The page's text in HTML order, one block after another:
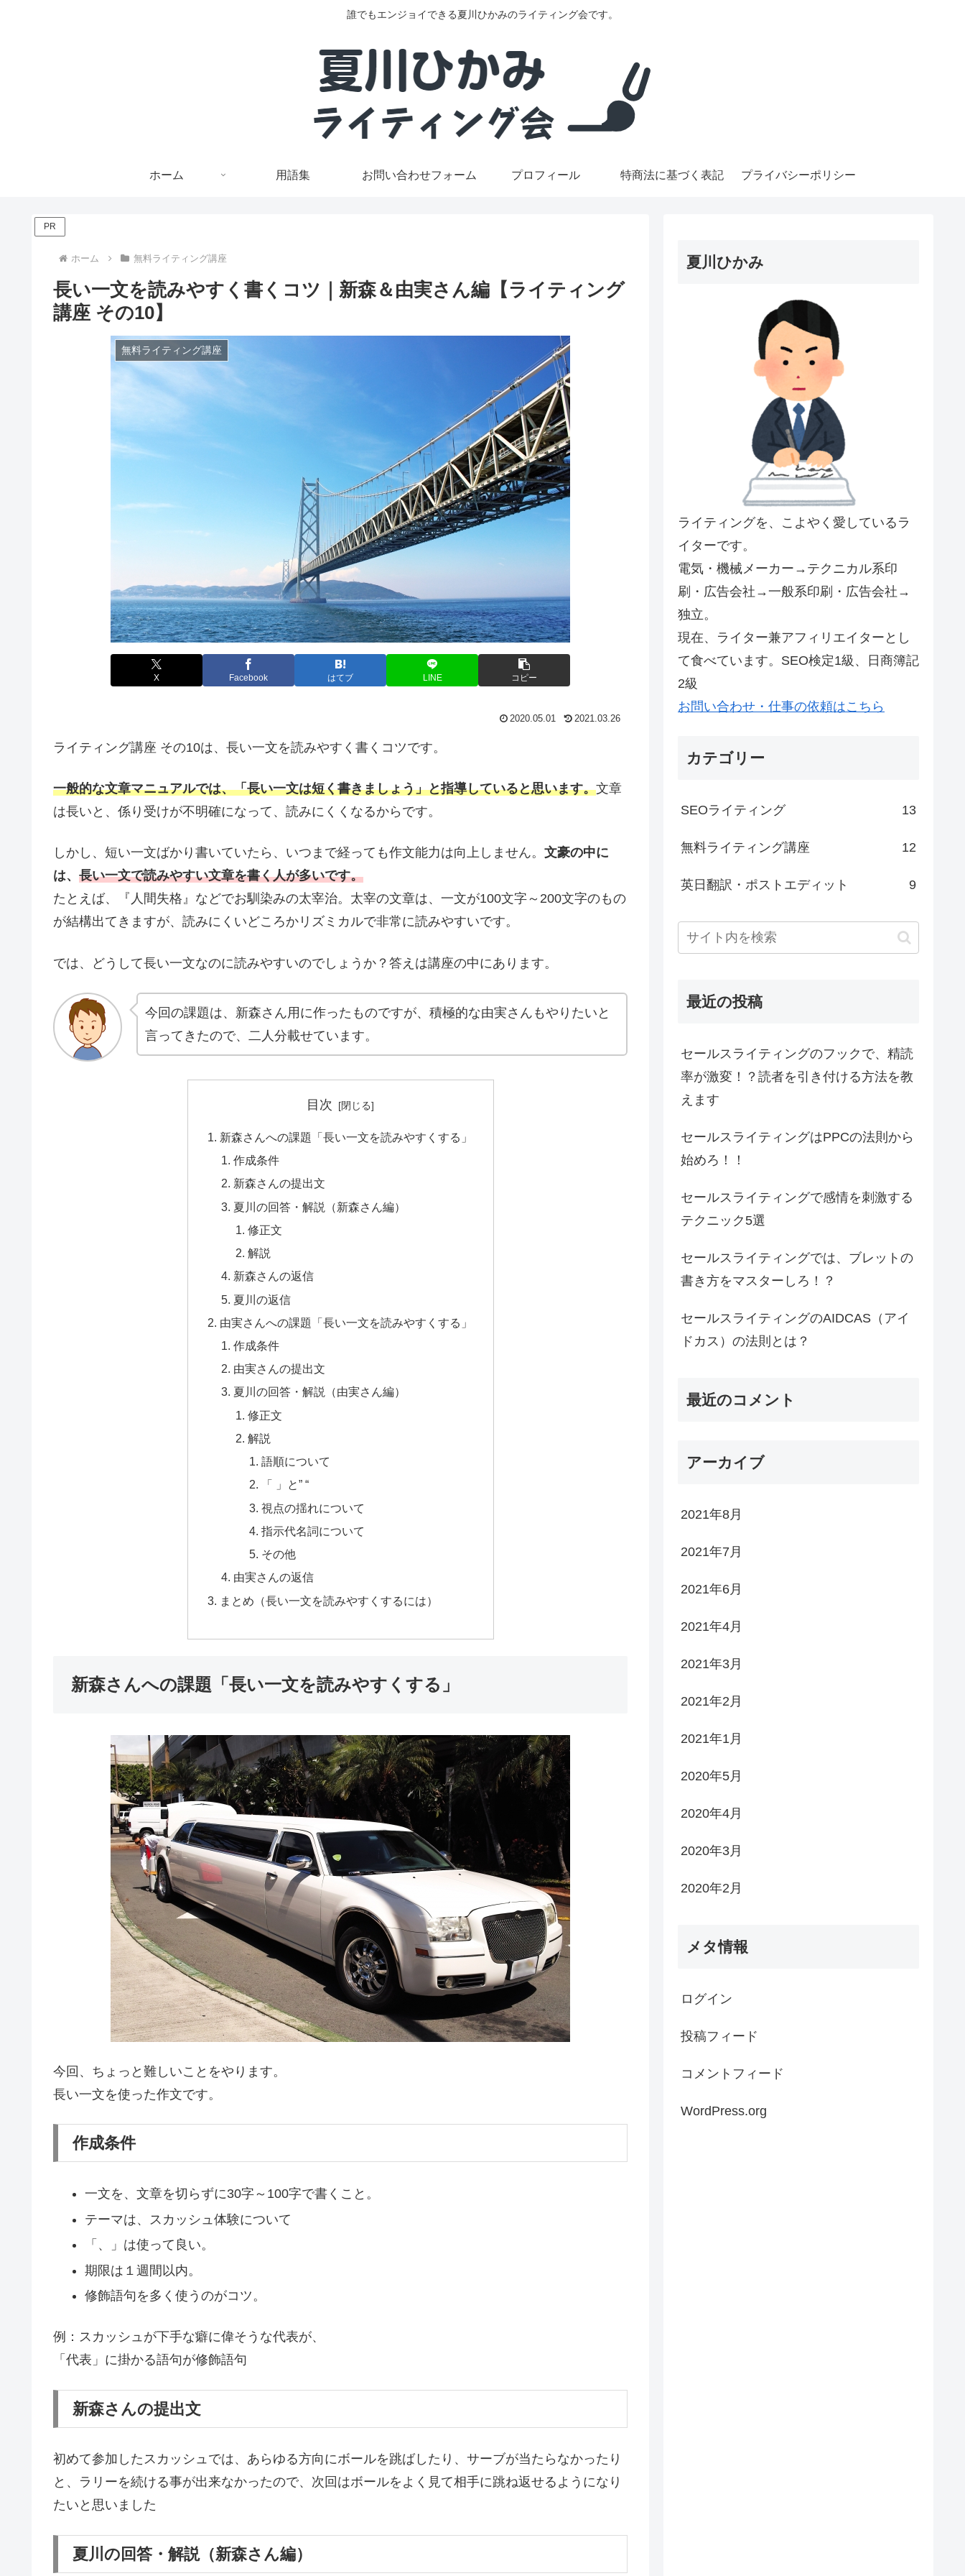
誰でもエンジョイできる夏川ひかみのライティング会です。
ホーム 用語集 お問い合わせフォーム プロフィール 特商法に基づく表記 プライバシーポリシー
PR
ホーム 無料ライティング講座
長い一文を読みやすく書くコツ｜新森＆由実さん編【ライティング
講座 その10】
無料ライティング講座
X Facebook はてブ LINE コピー
2020.05.01 2021.03.26
ライティング講座 その10は、長い一文を読みやすく書くコツです。
一般的な文章マニュアルでは、「長い一文は短く書きましょう」と指導していると思います。文章
は長いと、係り受けが不明確になって、読みにくくなるからです。
しかし、短い一文ばかり書いていたら、いつまで経っても作文能力は向上しません。 文豪の中に
は、 長い一文で読みやすい文章を書く人が多いです。
たとえば、『人間失格』などでお馴染みの太宰治。太宰の文章は、一文が100文字～200文字のもの
が結構出てきますが、読みにくいどころかリズミカルで非常に読みやすいです。
では、どうして長い一文なのに読みやすいのでしょうか？答えは講座の中にあります。
今回の課題は、新森さん用に作ったものですが、積極的な由実さんもやりたいと
言ってきたので、二人分載せています。
目次
新森さんへの課題「長い一文を読みやすくする」
作成条件
新森さんの提出文
夏川の回答・解説（新森さん編）
修正文
解説
新森さんの返信
夏川の返信
由実さんへの課題「長い一文を読みやすくする」
作成条件
由実さんの提出文
夏川の回答・解説（由実さん編）
修正文
解説
語順について
「 」と” “
視点の揺れについて
指示代名詞について
その他
由実さんの返信
まとめ（長い一文を読みやすくするには）
新森さんへの課題「長い一文を読みやすくする」
今回、ちょっと難しいことをやります。
長い一文を使った作文です。
作成条件
一文を、文章を切らずに30字～100字で書くこと。
テーマは、スカッシュ体験について
「、」は使って良い。
期限は１週間以内。
修飾語句を多く使うのがコツ。
例：スカッシュが下手な癖に偉そうな代表が、
「代表」に掛かる語句が修飾語句
新森さんの提出文
初めて参加したスカッシュでは、あらゆる方向にボールを跳ばしたり、サーブが当たらなかったり
と、ラリーを続ける事が出来なかったので、次回はボールをよく見て相手に跳ね返せるようになり
たいと思いました
夏川の回答・解説（新森さん編）
夏川ひかみ
ライティングを、こよやく愛しているラ
イターです。
電気・機械メーカー→テクニカル系印
刷・広告会社→一般系印刷・広告会社→
独立。
現在、ライター兼アフィリエイターとし
て食べています。SEO検定1級、日商簿記
2級
お問い合わせ・仕事の依頼はこちら
カテゴリー
SEOライティング 13
無料ライティング講座 12
英日翻訳・ポストエディット 9
最近の投稿
セールスライティングのフックで、精読
率が激変！？読者を引き付ける方法を教
えます
セールスライティングはPPCの法則から
始めろ！！
セールスライティングで感情を刺激する
テクニック5選
セールスライティングでは、ブレットの
書き方をマスターしろ！？
セールスライティングのAIDCAS（アイ
ドカス）の法則とは？
最近のコメント
アーカイブ
2021年8月
2021年7月
2021年6月
2021年4月
2021年3月
2021年2月
2021年1月
2020年5月
2020年4月
2020年3月
2020年2月
メタ情報
ログイン
投稿フィード
コメントフィード
WordPress.org